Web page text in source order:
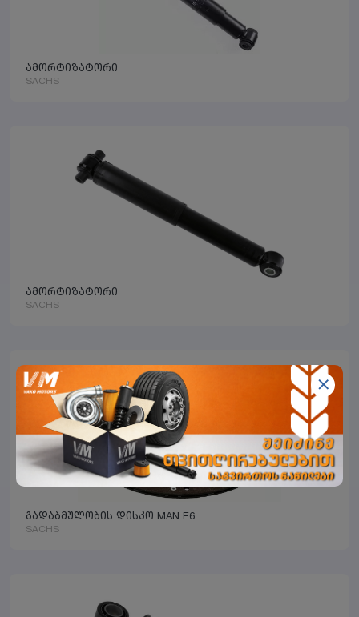
ამორტიზატორი
SACHS
ამორტიზატორი
SACHS
გადაბმულობის დისკო MAN E6
SACHS